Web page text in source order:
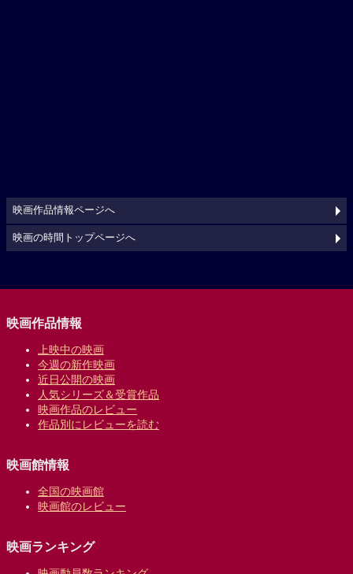
映画作品情報ページへ
映画の時間トップページへ
映画作品情報
上映中の映画
今週の新作映画
近日公開の映画
人気シリーズ＆受賞作品
映画作品のレビュー
作品別にレビューを読む
映画館情報
全国の映画館
映画館のレビュー
映画ランキング